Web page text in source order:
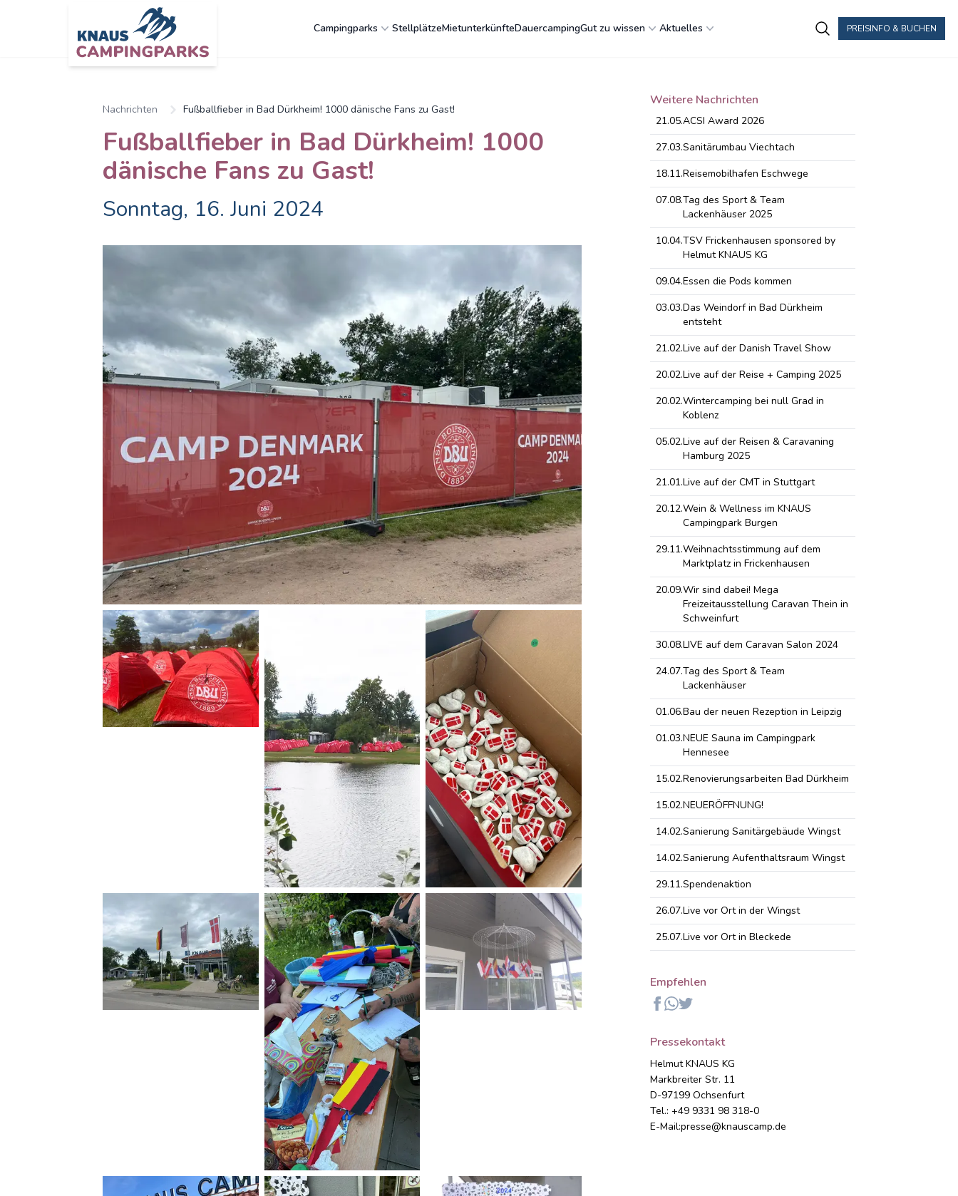
PREISINFO & BUCHEN
Campingparks StellplätzeMietunterkünfteDauercampingGut zu wissen Aktuelles
Nachrichten Fußballfieber in Bad Dürkheim! 1000 dänische Fans zu Gast!
Fußballfieber in Bad Dürkheim! 1000
dänische Fans zu Gast!
Sonntag, 16. Juni 2024
Weitere Nachrichten
21.05.ACSI Award 2026
27.03.Sanitärumbau Viechtach
18.11.Reisemobilhafen Eschwege
07.08.Tag des Sport & Team
Lackenhäuser 2025
10.04.TSV Frickenhausen sponsored by
Helmut KNAUS KG
09.04.Essen die Pods kommen
03.03.Das Weindorf in Bad Dürkheim
entsteht
21.02.Live auf der Danish Travel Show
20.02.Live auf der Reise + Camping 2025
20.02.Wintercamping bei null Grad in
Koblenz
05.02.Live auf der Reisen & Caravaning
Hamburg 2025
21.01.Live auf der CMT in Stuttgart
20.12.Wein & Wellness im KNAUS
Campingpark Burgen
29.11.Weihnachtsstimmung auf dem
Marktplatz in Frickenhausen
20.09.Wir sind dabei! Mega
Freizeitausstellung Caravan Thein in
Schweinfurt
30.08.LIVE auf dem Caravan Salon 2024
24.07.Tag des Sport & Team
Lackenhäuser
01.06.Bau der neuen Rezeption in Leipzig
01.03.NEUE Sauna im Campingpark
Hennesee
15.02.Renovierungsarbeiten Bad Dürkheim
15.02.NEUERÖFFNUNG!
14.02.Sanierung Sanitärgebäude Wingst
14.02.Sanierung Aufenthaltsraum Wingst
29.11.Spendenaktion
26.07.Live vor Ort in der Wingst
25.07.Live vor Ort in Bleckede
Empfehlen
Facebook
Whatsapp
Twitter
Pressekontakt
Helmut KNAUS KG
Markbreiter Str. 11
D-97199 Ochsenfurt
Tel.: +49 9331 98 318-0
E-Mail:presse@knauscamp.de